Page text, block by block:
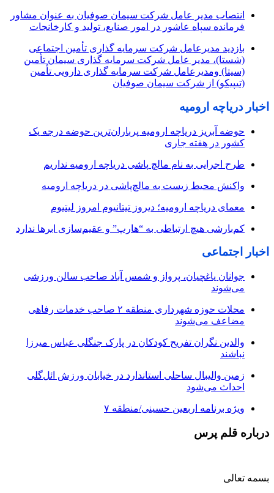
انتصاب مدیر عامل شرکت سیمان صوفیان به عنوان مشاور
فرمانده سپاه عاشور در امور صنایع، تولید و کارخانجات
بازدید مدیرعامل شرکت سرمایه گذاری تأمین اجتماعی
(شستا)، مدیر عامل شرکت سرمایه گذاری سیمان تأمین
(سیتا) ومدیرعامل شرکت سرمایه گذاری دارویی تأمین
(تیپیکو) از شرکت سیمان صوفیان
اخبار دریاچه ارومیه
حوضه آبریز دریاچه ارومیه پرباران‌ترین حوضه‌ درجه یک
کشور در هفته جاری
طرح اجرایی به نام مالچ پاشی دریاچه ارومیه نداریم
واکنش محیط زیست به مالچ‌پاشی در دریاچه ارومیه
معمای دریاچه ارومیه؛ دیروز تیتانیوم امروز لیتیوم
کم‌بارشی هیچ ارتباطی به “هارپ” و عقیم‌سازی ابرها ندارد
اخبار اجتماعی
جوانان یاغچیان، پرواز و شمس آباد صاحب سالن ورزشی
می‌شوند
محلات حوزه شهرداری منطقه ۲ صاحب خدمات رفاهی
مضاعف می‌شوند
والدین نگران تفریح کودکان در پارک جنگلی عباس میرزا
نباشند
زمین والیبال ساحلی استاندارد در خیابان ورزش ائل‌گلی
احداث می‌شود
ویژه برنامه اربعین حسینی/منطقه ۷
درباره قلم پرس
بسمه تعالی